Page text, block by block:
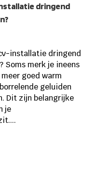
dringend
installatie dringend
Soms merk je ineens
goed warm
geluiden
Dit zijn belangrijke
je